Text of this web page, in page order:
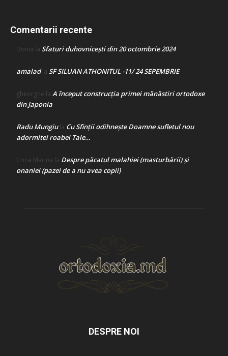
Comentarii recente
Doina la Sfaturi duhovnicești din 20 octombrie 2024
amaladla SF SILUAN ATHONITUL -11/ 24 SEPEMBRIE
gheorghe la A început construcţia primei mănăstiri ortodoxe
din Japonia
Radu Mungiula Cu Sfinții odihnește Doamne sufletul nou
adormitei roabei Tale…
Crina Marina la Despre păcatul malahiei (masturbării) şi
onaniei (pazei de a nu avea copii)
DESPRE NOI